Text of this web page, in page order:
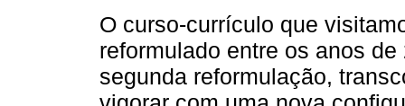
O curso-currículo que
reformulado entre os anos
segunda reformulação,